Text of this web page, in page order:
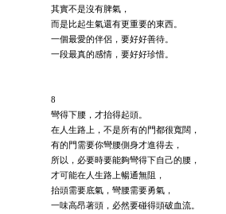
其實不是沒有脾氣，
而是比起生氣還有更重要的東西。
一個最愛的伴侶，要好好善待。
一段最真的感情，要好好珍惜。
8
彎得下腰，才抬得起頭。
在人生路上，不是所有的門都很寬闊，
有的門需要你彎腰側身才進得去，
所以，必要時要能夠彎得下自己的腰，
才可能在人生路上暢通無阻，
抬頭需要底氣，彎腰需要勇氣，
一味高昂著頭，必然要碰得頭破血流。